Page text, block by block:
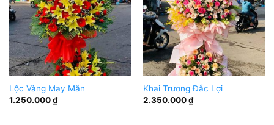
Lộc Vàng May Mắn
1.250.000₫
Khai Trương Đắc Lợi
2.350.000₫